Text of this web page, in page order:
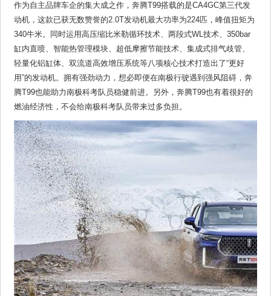
作为自主品牌车企的集大成之作，奔腾T99搭载的是CA4GC第三代发
动机，这款已获无数赞誉的2.0T发动机最大功率为224匹，峰值扭矩为
340牛米。同时运用高压缩比米勒循环技术、两段式WL技术、350bar
缸内直喷、智能热管理模块、超低摩擦节能技术、集成式排气歧管、
轻量化铝缸体、双流道高效增压系统等八项核心技术打造出了“更好
用”的发动机。拥有强劲动力，想必即便在南极行驶遇到强风阻碍，奔
腾T99也能助力南极科考队员稳健前进。另外，奔腾T99也有着很好的
燃油经济性，不会给南极科考队员带来过多负担。